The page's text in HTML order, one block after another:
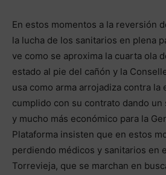
En estos momentos a la reversión
la lucha de los sanitarios en plena
ve como se aproxima la cuarta ola
estado al pie del cañón y la
usa como arma arrojadiza contra la
cumplido con su contrato dando un
y mucho más económico para la
Plataforma insisten que en estos
perdiendo médicos y sanitarios en
Torrevieja, que se marchan en